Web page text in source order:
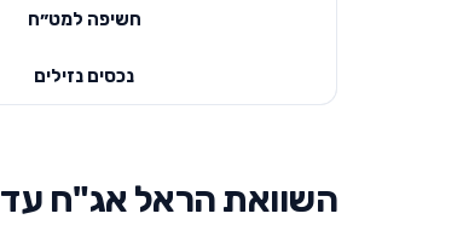
חשיפה למט״ח
נכסים נזילים
השוואת הראל אג"ח עד 25% מניות למובילות בקטגוריה